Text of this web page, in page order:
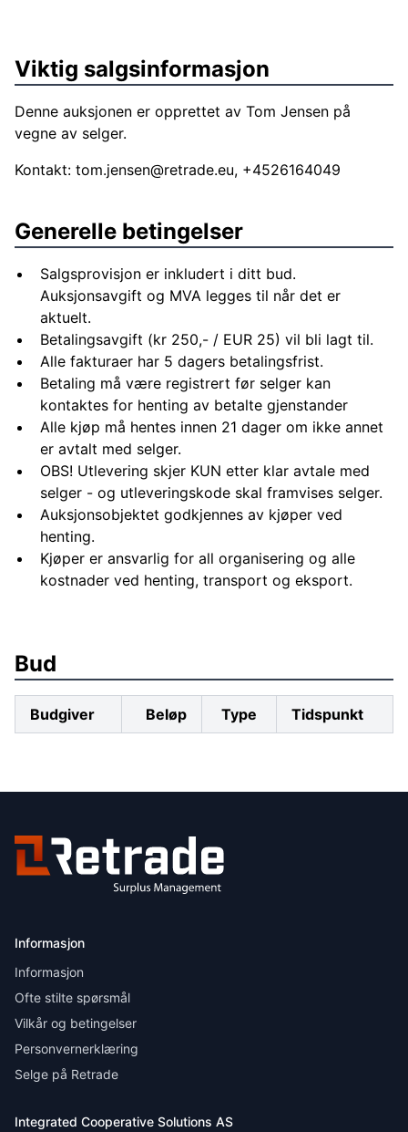
Viktig salgsinformasjon
Denne auksjonen er opprettet av Tom Jensen på
vegne av selger.
Kontakt: tom.jensen@retrade.eu, +4526164049
Generelle betingelser
Salgsprovisjon er inkludert i ditt bud.
Auksjonsavgift og MVA legges til når det er
aktuelt.
Betalingsavgift (kr 250,- / EUR 25) vil bli lagt til.
Alle fakturaer har 5 dagers betalingsfrist.
Betaling må være registrert før selger kan
kontaktes for henting av betalte gjenstander
Alle kjøp må hentes innen 21 dager om ikke annet
er avtalt med selger.
OBS! Utlevering skjer KUN etter klar avtale med
selger - og utleveringskode skal framvises selger.
Auksjonsobjektet godkjennes av kjøper ved
henting.
Kjøper er ansvarlig for all organisering og alle
kostnader ved henting, transport og eksport.
Bud
Budgiver Beløp Type Tidspunkt
Informasjon
Informasjon
Ofte stilte spørsmål
Vilkår og betingelser
Personvernerklæring
Selge på Retrade
Integrated Cooperative Solutions AS